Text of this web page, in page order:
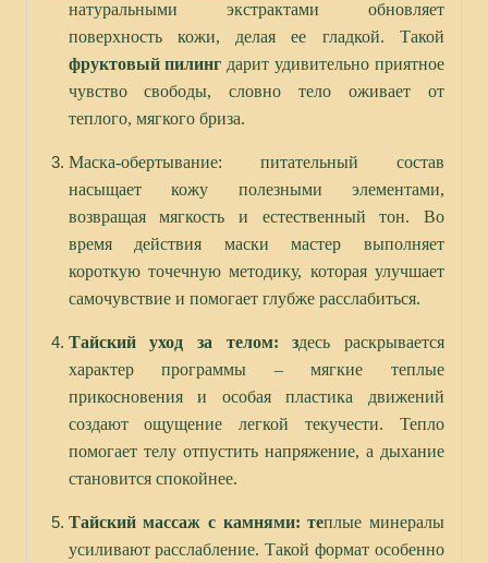
натуральными экстрактами обновляет
поверхность кожи, делая ее гладкой. Такой
фруктовый пилинг дарит удивительно приятное
чувство свободы, словно тело оживает от
теплого, мягкого бриза.
Маска-обертывание: питательный состав
насыщает кожу полезными элементами,
возвращая мягкость и естественный тон. Во
время действия маски мастер выполняет
короткую точечную методику, которая улучшает
самочувствие и помогает глубже расслабиться.
Тайский уход за телом: здесь раскрывается
характер программы – мягкие теплые
прикосновения и особая пластика движений
создают ощущение легкой текучести. Тепло
помогает телу отпустить напряжение, а дыхание
становится спокойнее.
Тайский массаж с камнями:теплые минералы
усиливают расслабление. Такой формат особенно